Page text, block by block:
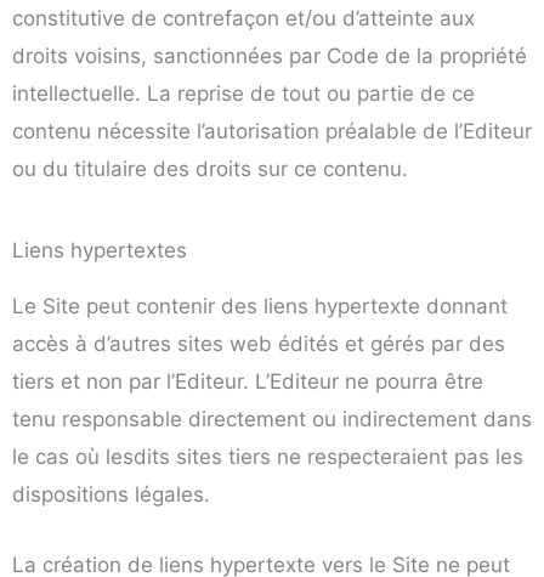
constitutive de contrefaçon et/ou d’atteinte aux
droits voisins, sanctionnées par Code de la propriété
intellectuelle. La reprise de tout ou partie de ce
contenu nécessite l’autorisation préalable de l’Editeur
ou du titulaire des droits sur ce contenu.
Liens hypertextes
Le Site peut contenir des liens hypertexte donnant
accès à d’autres sites web édités et gérés par des
tiers et non par l’Editeur. L’Editeur ne pourra être
tenu responsable directement ou indirectement dans
le cas où lesdits sites tiers ne respecteraient pas les
dispositions légales.
La création de liens hypertexte vers le Site ne peut